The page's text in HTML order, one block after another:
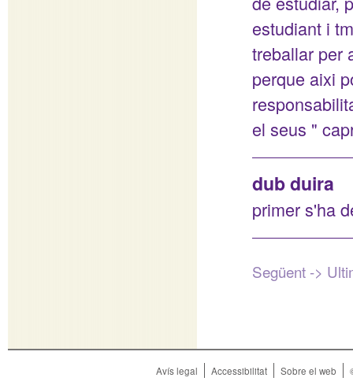
estudiant i
treballar per
perque aixi
el seus "
dub duira
primer s'ha
Següent ->
Avís legal Accessibilitat Sobre el web